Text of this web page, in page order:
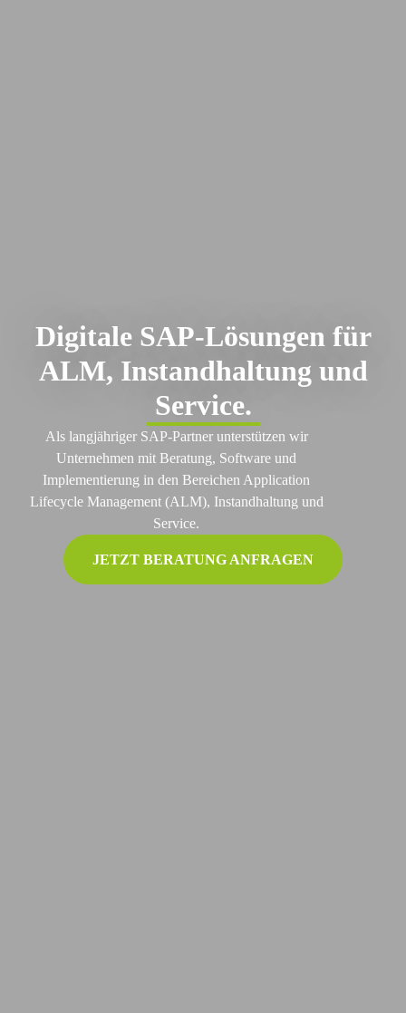
Digitale SAP-Lösungen für
ALM, Instandhaltung und
Service.
Als langjähriger SAP-Partner unterstützen wir
Unternehmen mit Beratung, Software und
Implementierung in den Bereichen Application
Lifecycle Management (ALM), Instandhaltung und
Service.
JETZT BERATUNG ANFRAGEN